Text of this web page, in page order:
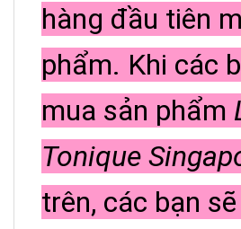
hàng đầu tiên
phẩm. Khi các
mua sản phẩm
Tonique
trên, các bạn